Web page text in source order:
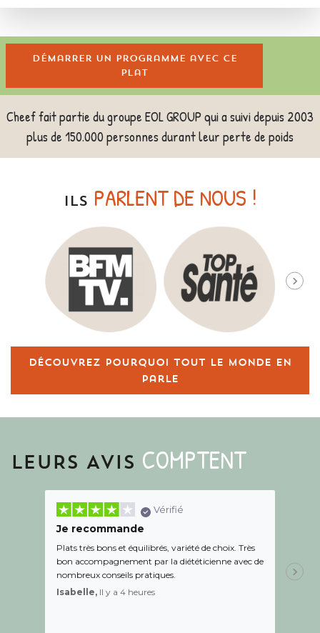
Démarrer un programme avec ce
plat
Cheef fait partie du groupe EOL GROUP qui a suivi depuis 2003
plus de 150.000 personnes durant leur perte de poids
ILS PARLENT DE NOUS !
Découvrez pourquoi tout le monde en
parle
LEURS AVIS COMPTENT
Vérifié
Je recommande
Plats très bons et équilibrés, variété de choix. Très
bon accompagnement par la diététicienne avec de
nombreux conseils pratiques.
Isabelle, Il y a 4 heures
de l
aidé